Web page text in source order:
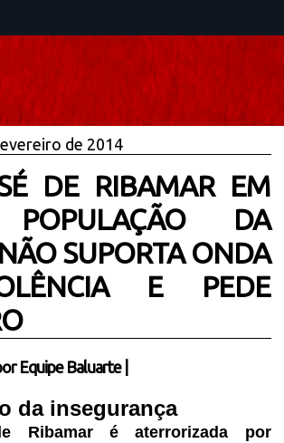
de 2014
DE RIBAMAR EM
POPULAÇÃO DA
SUPORTA ONDA
E PEDE
Equipe Baluarte
da insegurança
Ribamar é aterrorizada por